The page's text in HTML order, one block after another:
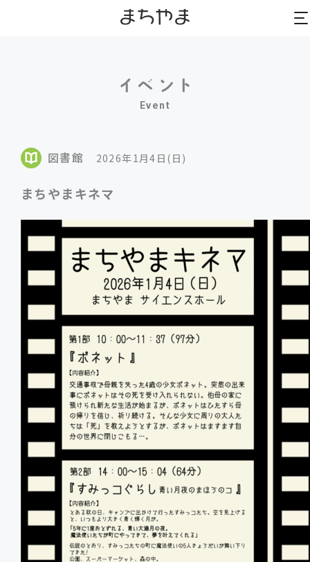
Event
図書館 2026年1月4日(日)
まちやまキネマ